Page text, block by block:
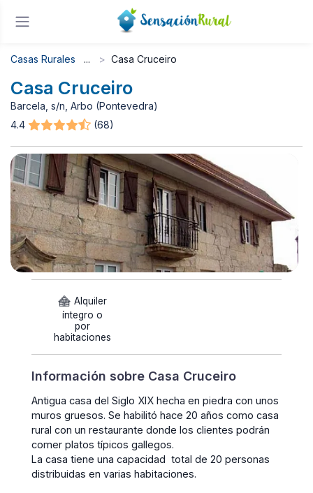
Casas Rurales Casa Cruceiro
Casa Cruceiro
Barcela, s/n, Arbo (Pontevedra)
4.4
(68)
Alquiler
íntegro o
por
habitaciones
Información sobre Casa Cruceiro
Antigua casa del Siglo XIX hecha en piedra con unos
muros gruesos. Se habilitó hace 20 años como casa
rural con un restaurante donde los clientes podrán
comer platos típicos gallegos.
La casa tiene una capacidad total de 20 personas
distribuidas en varias habitaciones.